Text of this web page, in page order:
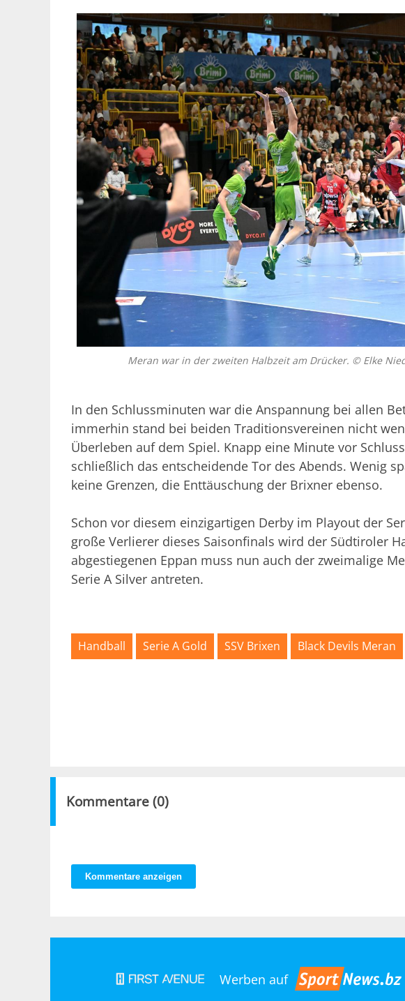
Meran war in der zweiten Halbzeit am Drücker. © Elke
In den Schlussminuten war die Anspannung bei allen
immerhin stand bei beiden Traditionsvereinen nicht
Überleben auf dem Spiel. Knapp eine Minute vor
schließlich das entscheidende Tor des Abends. Wenig
keine Grenzen, die Enttäuschung der Brixner ebenso.
Schon vor diesem einzigartigen Derby im Playout der
große Verlierer dieses Saisonfinals wird der Südtiroler
abgestiegenen Eppan muss nun auch der zweimalige
Serie A Silver antreten.
Handball Serie A Gold SSV Brixen Black Devils Meran
Kommentare (0)
Kommentare anzeigen
Werben auf